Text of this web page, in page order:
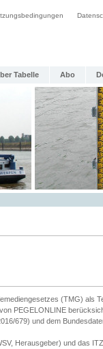
Tabelle Abo
(TMG) als
PEGELONLINE
679) und dem
Herausgeber) und das